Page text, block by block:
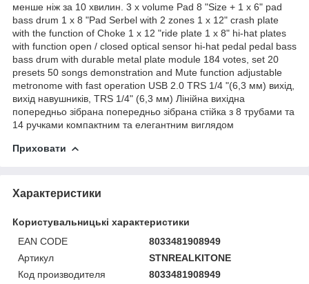
менше ніж за 10 хвилин. 3 x volume Pad 8 "Size + 1 x 6" pad
bass drum 1 x 8 "Pad Serbel with 2 zones 1 x 12" crash plate
with the function of Choke 1 x 12 "ride plate 1 x 8" hi-hat plates
with function open / closed optical sensor hi-hat pedal pedal bass
bass drum with durable metal plate module 184 votes, set 20
presets 50 songs demonstration and Mute function adjustable
metronome with fast operation USB 2.0 TRS 1/4 "(6,3 мм) вихід,
вихід навушників, TRS 1/4" (6,3 мм) Лінійна вихідна
попередньо зібрана попередньо зібрана стійка з 8 трубами та
14 ручками компактним та елегантним виглядом
Приховати
Характеристики
Користувальницькі характеристики
EAN CODE
8033481908949
Артикул
STNREALKITONE
Код производителя
8033481908949